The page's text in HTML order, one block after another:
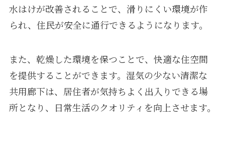
水はけが改善されることで、滑りにくい環境が作
られ、住民が安全に通行できるようになります。
また、乾燥した環境を保つことで、快適な住空間
を提供することができます。湿気の少ない清潔な
共用廊下は、居住者が気持ちよく出入りできる場
所となり、日常生活のクオリティを向上させます。